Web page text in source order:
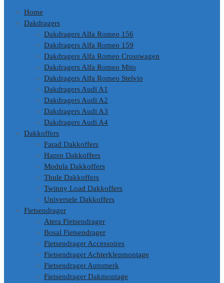
inhoudHome
Dakdragers
Dakdragers Alfa Romeo 156
Dakdragers Alfa Romeo 159
Dakdragers Alfa Romeo Crosswagen
Dakdragers Alfa Romeo Mito
Dakdragers Alfa Romeo Stelvio
Dakdragers Audi A1
Dakdragers Audi A2
Dakdragers Audi A3
Dakdragers Audi A4
Dakkoffers
Farad Dakkoffers
Hapro Dakkoffers
Modula Dakkoffers
Thule Dakkoffers
Twinny Load Dakkoffers
Universele Dakkoffers
Fietsendrager
Atera Fietsendrager
Bosal Fietsendrager
Fietsendrager Accessoires
Fietsendrager Achterklepmontage
Fietsendrager Automerk
Fietsendrager Dakmontage